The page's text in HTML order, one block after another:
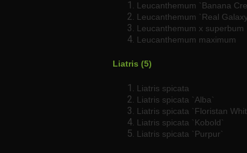
Leucanthemum `Banana
Leucanthemum `Real
Leucanthemum x superbum
Leucanthemum maximum
Liatris (5)
Liatris spicata
Liatris spicata `Alba`
Liatris spicata `Floristan
Liatris spicata `Kobold`
Liatris spicata `Purpur`